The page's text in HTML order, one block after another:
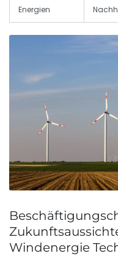
Energien
Windenergie